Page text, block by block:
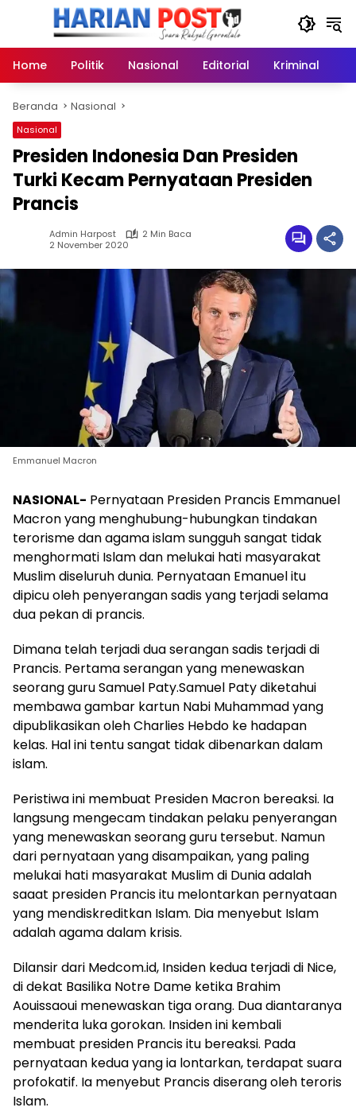
Home
Politik Nasional Editorial Kriminal
Beranda Nasional
Nasional
Presiden Indonesia Dan Presiden
Turki Kecam Pernyataan Presiden
Prancis
Admin Harpost
2 Min Baca
2 November 2020
Emmanuel Macron
NASIONAL- Pernyataan Presiden Prancis Emmanuel
Macron yang menghubung-hubungkan tindakan
terorisme dan agama islam sungguh sangat tidak
menghormati Islam dan melukai hati masyarakat
Muslim diseluruh dunia. Pernyataan Emanuel itu
dipicu oleh penyerangan sadis yang terjadi selama
dua pekan di prancis.
Dimana telah terjadi dua serangan sadis terjadi di
Prancis. Pertama serangan yang menewaskan
seorang guru Samuel Paty.Samuel Paty diketahui
membawa gambar kartun Nabi Muhammad yang
dipublikasikan oleh Charlies Hebdo ke hadapan
kelas. Hal ini tentu sangat tidak dibenarkan dalam
islam.
Peristiwa ini membuat Presiden Macron bereaksi. Ia
langsung mengecam tindakan pelaku penyerangan
yang menewaskan seorang guru tersebut. Namun
dari pernyataan yang disampaikan, yang paling
melukai hati masyarakat Muslim di Dunia adalah
saaat presiden Prancis itu melontarkan pernyataan
yang mendiskreditkan Islam. Dia menyebut Islam
adalah agama dalam krisis.
Dilansir dari Medcom.id, Insiden kedua terjadi di Nice,
di dekat Basilika Notre Dame ketika Brahim
Aouissaoui menewaskan tiga orang. Dua diantaranya
menderita luka gorokan. Insiden ini kembali
membuat presiden Prancis itu bereaksi. Pada
pernyataan kedua yang ia lontarkan, terdapat suara
profokatif. Ia menyebut Prancis diserang oleh teroris
Islam.